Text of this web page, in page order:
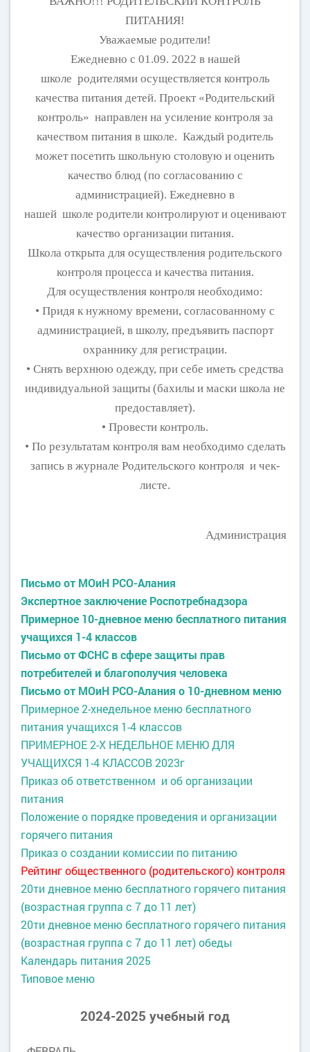
ПИТАНИЯ!
Уважаемые родители!
Ежедневно с 01.09. 2022 в нашей
школе родителями осуществляется контроль
качества питания детей. Проект «Родительский
контроль» направлен на усиление контроля за
качеством питания в школе. Каждый родитель
может посетить школьную столовую и оценить
качество блюд (по согласованию с
администрацией). Ежедневно в
нашей школе родители контролируют и оценивают
качество организации питания.
Школа открыта для осуществления родительского
контроля процесса и качества питания.
Для осуществления контроля необходимо:
• Придя к нужному времени, согласованному с
администрацией, в школу, предъявить паспорт
охраннику для регистрации.
• Снять верхнюю одежду, при себе иметь средства
индивидуальной защиты (бахилы и маски школа не
предоставляет).
• Провести контроль.
• По результатам контроля вам необходимо сделать
запись в журнале Родительского контроля и чек-
листе.
Администрация
Письмо от МОиН РСО-Алания
Экспертное заключение Роспотребнадзора
Примерное 10-дневное меню бесплатного питания
учащихся 1-4 классов
Письмо от ФСНС в сфере защиты прав
потребителей и благополучия человека
Письмо от МОиН РСО-Алания о 10-дневном меню
Примерное 2-хнедельное меню бесплатного
питания учащихся 1-4 классов
ПРИМЕРНОЕ 2-Х НЕДЕЛЬНОЕ МЕНЮ ДЛЯ
УЧАЩИХСЯ 1-4 КЛАССОВ 2023г
Приказ об ответственном и об организации
питания
Положение о порядке проведения и организации
горячего питания
Приказ о создании комиссии по питанию
Рейтинг общественного (родительского) контроля
20ти дневное меню бесплатного горячего питания
(возрастная группа с 7 до 11 лет)
20ти дневное меню бесплатного горячего питания
(возрастная группа с 7 до 11 лет) обеды
Календарь питания 2025
Типовое меню
2024-2025 учебный год